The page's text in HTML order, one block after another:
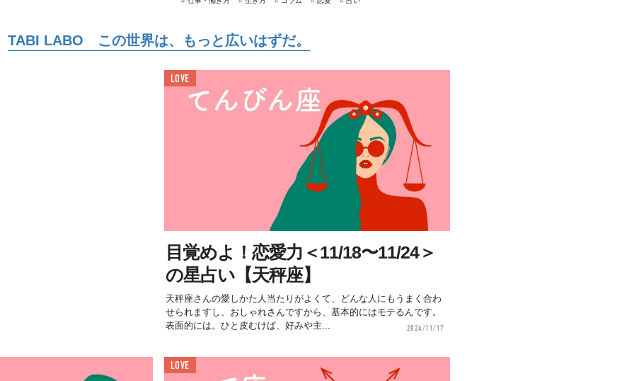
TABI LABO この世界は、もっと広いはずだ。
LOVE
目覚めよ！恋愛力＜11/18〜11/24＞
の星占い【天秤座】
天秤座さんの愛しかた人当たりがよくて、どんな人にもうまく合わ
せられますし、おしゃれさんですから、基本的にはモテるんです。
表面的には。ひと皮むけば、好みや主...
2024/11/17
LOVE